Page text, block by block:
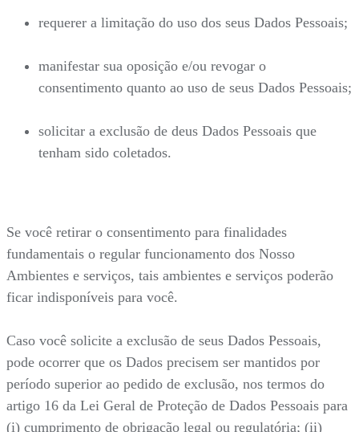
requerer a limitação do uso dos seus Dados Pessoais;
manifestar sua oposição e/ou revogar o
consentimento quanto ao uso de seus Dados Pessoais;
solicitar a exclusão de deus Dados Pessoais que
tenham sido coletados.
Se você retirar o consentimento para finalidades
fundamentais o regular funcionamento dos Nosso
Ambientes e serviços, tais ambientes e serviços poderão
ficar indisponíveis para você.
Caso você solicite a exclusão de seus Dados Pessoais,
pode ocorrer que os Dados precisem ser mantidos por
período superior ao pedido de exclusão, nos termos do
artigo 16 da Lei Geral de Proteção de Dados Pessoais para
(i) cumprimento de obrigação legal ou regulatória; (ii)